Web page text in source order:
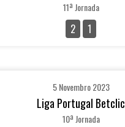
11ª Jornada
2 1
5 Novembro 2023
Liga Portugal Betclic
10ª Jornada